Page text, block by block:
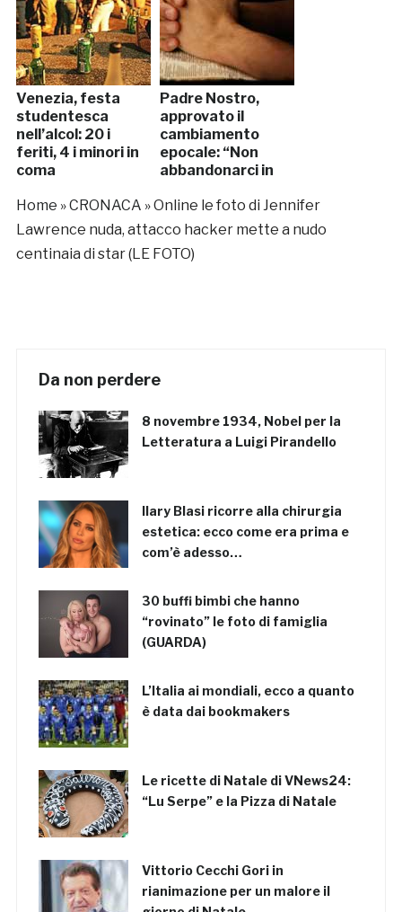
Venezia, festa
studentesca
nell’alcol: 20 i
feriti, 4 i minori in
coma
Padre Nostro,
approvato il
cambiamento
epocale: “Non
abbandonarci in
Home »CRONACA »Online le foto di Jennifer
Lawrence nuda, attacco hacker mette a nudo
centinaia di star (LE FOTO)
Da non perdere
8 novembre 1934, Nobel per la
Letteratura a Luigi Pirandello
Ilary Blasi ricorre alla chirurgia
estetica: ecco come era prima e
com’è adesso…
30 buffi bimbi che hanno
“rovinato” le foto di famiglia
(GUARDA)
L’Italia ai mondiali, ecco a quanto
è data dai bookmakers
Le ricette di Natale di VNews24:
“Lu Serpe” e la Pizza di Natale
Vittorio Cecchi Gori in
rianimazione per un malore il